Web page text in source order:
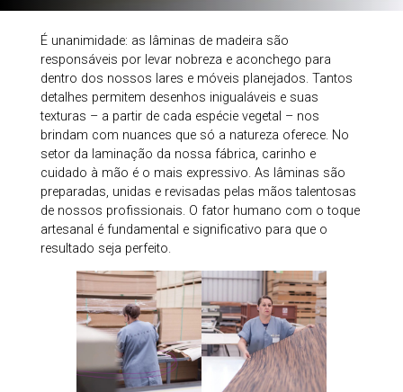
É unanimidade: as lâminas de madeira são
responsáveis por levar nobreza e aconchego para
dentro dos nossos lares e móveis planejados. Tantos
detalhes permitem desenhos inigualáveis e suas
texturas – a partir de cada espécie vegetal – nos
brindam com nuances que só a natureza oferece. No
setor da laminação da nossa fábrica, carinho e
cuidado à mão é o mais expressivo. As lâminas são
preparadas, unidas e revisadas pelas mãos talentosas
de nossos profissionais. O fator humano com o toque
artesanal é fundamental e significativo para que o
resultado seja perfeito.